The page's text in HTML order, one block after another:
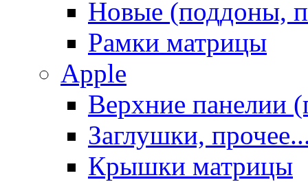
Новые (поддоны,
Рамки матрицы
Apple
Верхние панелии
Заглушки,
Крышки матрицы